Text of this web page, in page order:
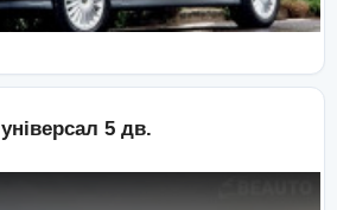
універсал 5 дв.